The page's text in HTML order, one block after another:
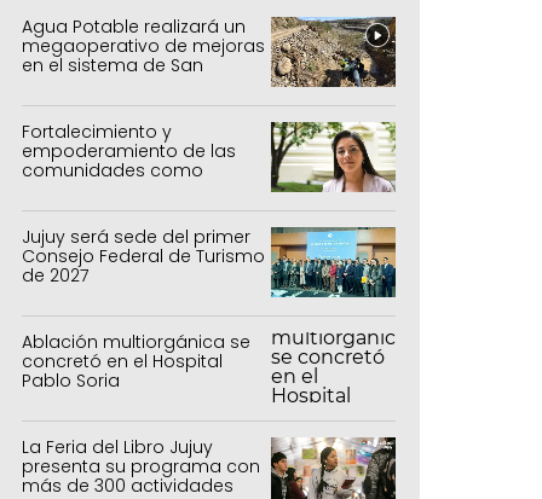
Agua Potable realizará un
megaoperativo de mejoras
en el sistema de San
Fortalecimiento y
empoderamiento de las
comunidades como
Jujuy será sede del primer
Consejo Federal de Turismo
de 2027
Ablación multiorgánica se
concretó en el Hospital
Pablo Soria
La Feria del Libro Jujuy
presenta su programa con
más de 300 actividades